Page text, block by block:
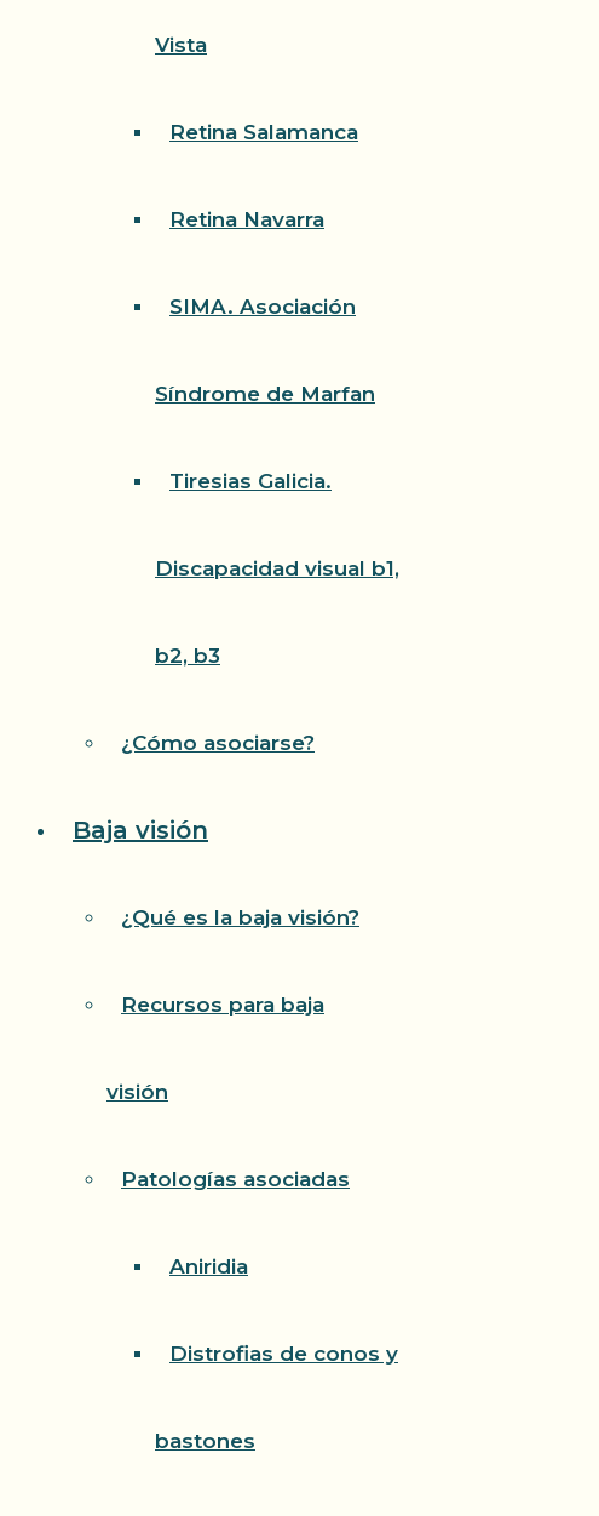
Vista
Retina Salamanca
Retina Navarra
SIMA. Asociación
Síndrome de Marfan
Tiresias Galicia.
Discapacidad visual b1,
b2, b3
¿Cómo asociarse?
Baja visión
¿Qué es la baja visión?
Recursos para baja
visión
Patologías asociadas
Aniridia
Distrofias de conos y
bastones